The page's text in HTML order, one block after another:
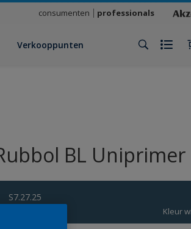
consumenten professionals
Verkooppunten
BL Uniprimer
S7.27.25
Kleur